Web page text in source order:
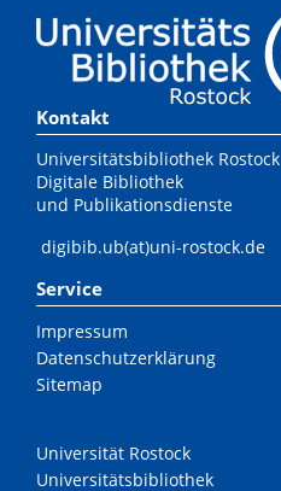
Kontakt
Universitätsbibliothek Rostock
Digitale Bibliothek
und Publikationsdienste
digibib.ub(at)uni-rostock.de
Service
Impressum
Datenschutzerklärung
Sitemap
Universität Rostock
Universitätsbibliothek